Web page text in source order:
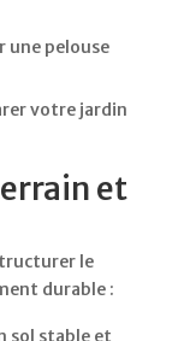
une pelouse
votre jardin
et
le
durable :
sol stable et